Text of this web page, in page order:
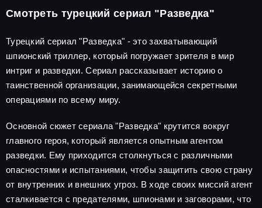
Смотреть турецкий сериал "Разведка"
Турецкий сериал "Разведка" - это захватывающий
шпионский триллер, который погружает зрителя в мир
интриг и разведки. Сериал рассказывает историю о
таинственной организации, занимающейся секретными
операциями по всему миру.
Основной сюжет сериала "Разведка" крутится вокруг
главного героя, который является опытным агентом
разведки. Ему приходится столкнуться с различными
опасностями и испытаниями, чтобы защитить свою страну
от внутренних и внешних угроз. В ходе своих миссий агент
сталкивается с предателями, шпионами и заговорами, что